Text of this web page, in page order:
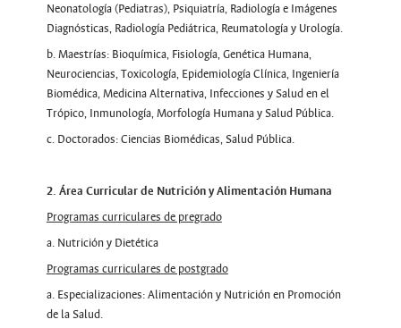
Neonatología (Pediatras), Psiquiatría, Radiología e Imágenes
Diagnósticas, Radiología Pediátrica, Reumatología y Urología.
b. Maestrías: Bioquímica, Fisiología, Genética Humana,
Neurociencias, Toxicología, Epidemiología Clínica, Ingeniería
Biomédica, Medicina Alternativa, Infecciones y Salud en el
Trópico, Inmunología, Morfología Humana y Salud Pública.
c. Doctorados: Ciencias Biomédicas, Salud Pública.
2. Área Curricular de Nutrición y Alimentación Humana
Programas curriculares de pregrado
a. Nutrición y Dietética
Programas curriculares de postgrado
a. Especializaciones: Alimentación y Nutrición en Promoción
de la Salud.